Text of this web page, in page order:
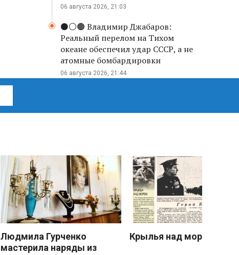
06 августа 2026, 21:03
⚫️⚪️🟤 Владимир Джабаров:
Реальный перелом на Тихом
океане обеспечил удар СССР, а не
атомные бомбардировки
06 августа 2026, 21:44
Людмила Гурченко
мастерила наряды из
Крылья над морем